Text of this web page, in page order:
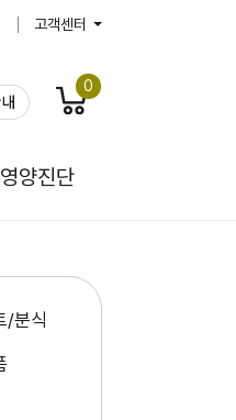
고객센터
0
양진단
/분식